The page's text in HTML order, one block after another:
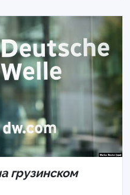
грузинском